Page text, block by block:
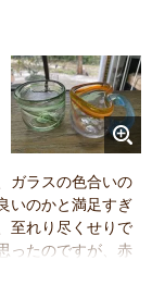
ガラスの色合いの
いのかと満足すぎ
至れり尽くせりで
ったのですが、赤